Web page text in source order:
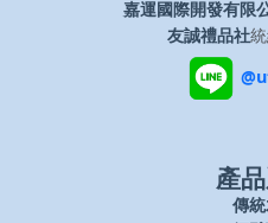
嘉運國際開發有限
友誠禮品社
產
傳